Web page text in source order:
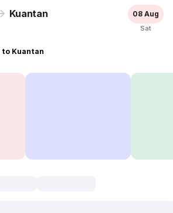
Kuantan 08 Aug
Sat
to Kuantan